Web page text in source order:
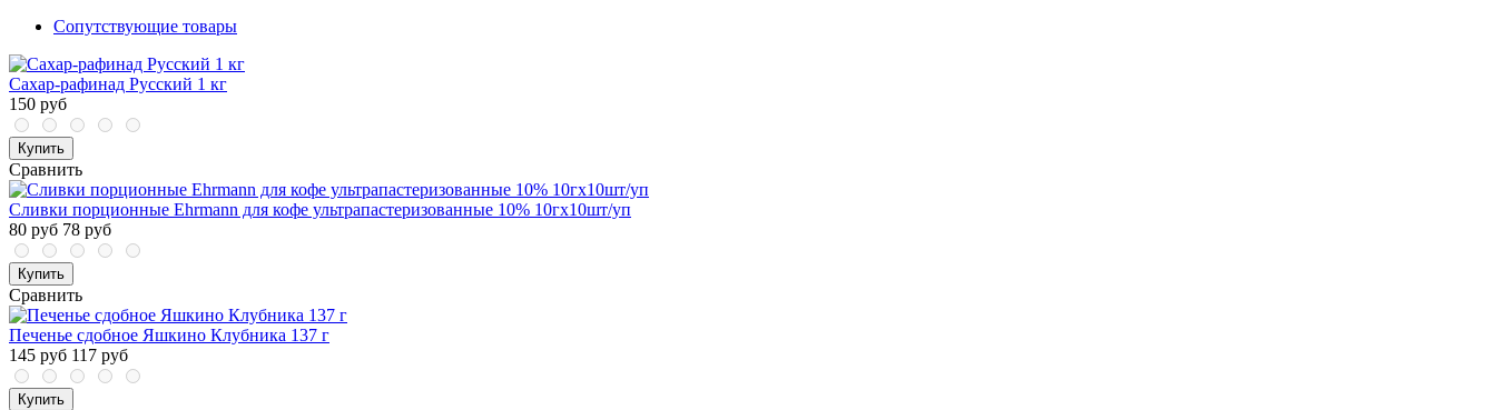
Сопутствующие товары
Сахар-рафинад Русский 1 кг
150 руб
Купить
Сравнить
Сливки порционные Ehrmann для кофе ультрапастеризованные 10% 10гx10шт/уп
80 руб 78 руб
Купить
Сравнить
Печенье сдобное Яшкино Клубника 137 г
145 руб 117 руб
Купить